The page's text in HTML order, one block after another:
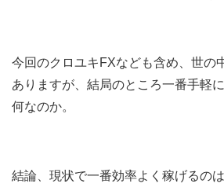
今回のクロユキFXなども含め、世の
ありますが、結局のところ一番手軽
何なのか。
結論、現状で一番効率よく稼げるの